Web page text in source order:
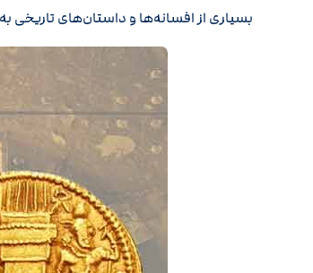
بسیاری از افسانه‌ها و داستان‌های تاریخی